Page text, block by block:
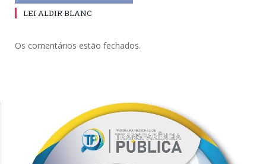
LEI ALDIR BLANC
Os comentários estão fechados.